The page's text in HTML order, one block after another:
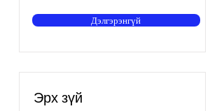
Дэлгэрэнгүй
Эрх зүй